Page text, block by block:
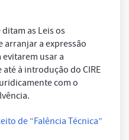
as Leis os
arranjar a expressão
evitarem usar a
à introdução do CIRE
com o
de “Falência Técnica”